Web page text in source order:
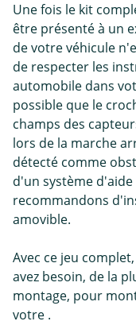
Une fois le kit
être présenté à un
de votre véhicule
de respecter les
automobile dans
possible que le
champs des
lors de la marche
détecté comme
d'un système
recommandons
amovible.
Avec ce jeu
avez besoin, de la
montage, pour
votre .